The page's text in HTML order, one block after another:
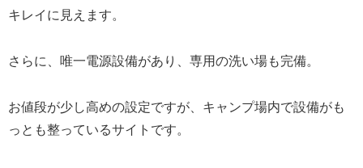
キレイに見えます。
さらに、唯一電源設備があり、専用の洗い場も完備。
お値段が少し高めの設定ですが、キャンプ場内で設備がも
っとも整っているサイトです。